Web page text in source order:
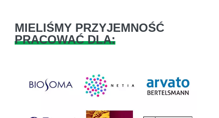
MIELIŚMY PRZYJEMNOŚĆ
PRACOWAĆ DLA: